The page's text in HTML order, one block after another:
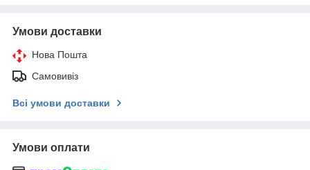
Умови доставки
Нова Пошта
Самовивіз
Всі умови доставки
Умови оплати